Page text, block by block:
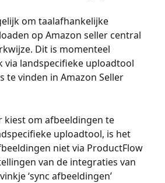
om taalafhankelijke
op Amazon seller central
Dit is momenteel
via landspecifieke uploadtool
te vinden in Amazon Seller
kiest om afbeeldingen te
uploadtool, is het
niet via ProductFlow
van de integraties van
‘sync afbeeldingen’